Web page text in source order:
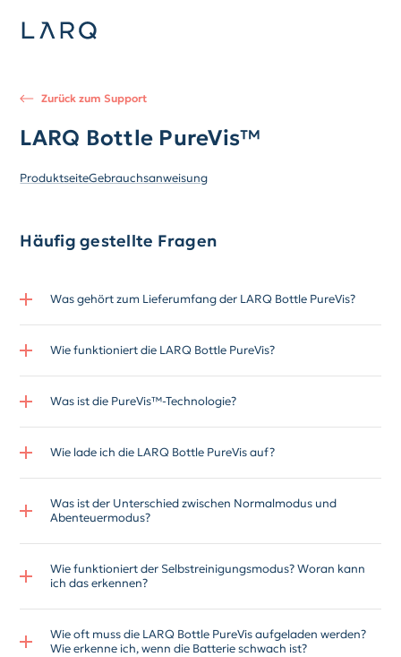
Zurück zum Support
LARQ Bottle PureVis™
ProduktseiteGebrauchsanweisung
Häufig gestellte Fragen
Was gehört zum Lieferumfang der LARQ Bottle PureVis?
Wie funktioniert die LARQ Bottle PureVis?
Was ist die PureVis™-Technologie?
Wie lade ich die LARQ Bottle PureVis auf?
Was ist der Unterschied zwischen Normalmodus und
Abenteuermodus?
Wie funktioniert der Selbstreinigungsmodus? Woran kann
ich das erkennen?
Wie oft muss die LARQ Bottle PureVis aufgeladen werden?
Wie erkenne ich, wenn die Batterie schwach ist?